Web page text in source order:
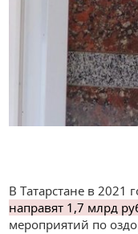
В Татарстане в 2021
направят 1,7 млрд
мероприятий по